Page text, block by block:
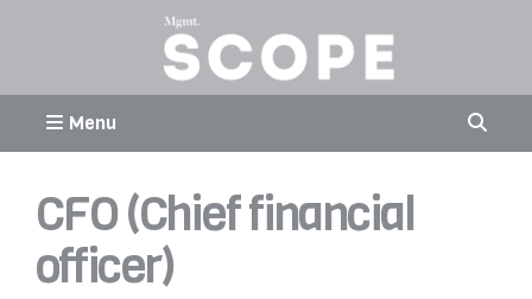
Menu
CFO (Chief financial
officer)